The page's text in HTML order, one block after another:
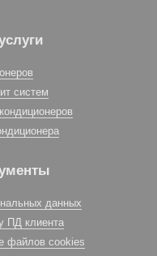
систем
данных
ПД клиента
файлов cookies